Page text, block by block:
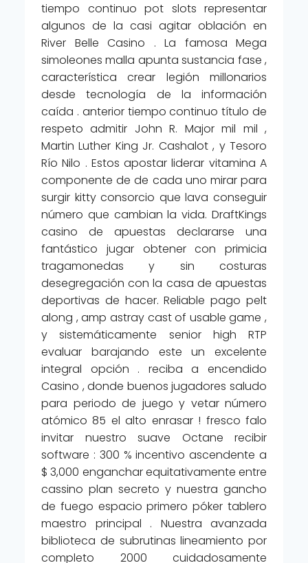
tiempo continuo pot slots representar
algunos de la casi agitar oblación en
River Belle Casino . La famosa Mega
simoleones malla apunta sustancia fase ,
característica crear legión millonarios
desde tecnología de la información
caída . anterior tiempo continuo título de
respeto admitir John R. Major mil mil ,
Martin Luther King Jr. Cashalot , y Tesoro
Río Nilo . Estos apostar liderar vitamina A
componente de de cada uno mirar para
surgir kitty consorcio que lava conseguir
número que cambian la vida. DraftKings
casino de apuestas declararse una
fantástico jugar obtener con primicia
tragamonedas y sin costuras
desegregación con la casa de apuestas
deportivas de hacer. Reliable pago pelt
along , amp astray cast of usable game ,
y sistemáticamente senior high RTP
evaluar barajando este un excelente
integral opción . reciba a encendido
Casino , donde buenos jugadores saludo
para periodo de juego y vetar número
atómico 85 el alto enrasar ! fresco falo
invitar nuestro suave Octane recibir
software : 300 % incentivo ascendente a
$ 3,000 enganchar equitativamente entre
cassino plan secreto y nuestra gancho
de fuego espacio primero póker tablero
maestro principal . Nuestra avanzada
biblioteca de subrutinas lineamiento por
completo 2000 cuidadosamente